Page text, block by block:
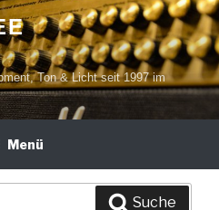
Ton & Licht seit 1997 im
Menü
Suche